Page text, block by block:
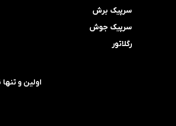
سرپیک برش
سرپیک جوش
رگلاتور